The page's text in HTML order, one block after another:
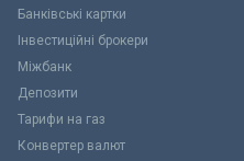
Банківські картки
Інвестиційні брокери
Міжбанк
Депозити
Тарифи на газ
Конвертер валют